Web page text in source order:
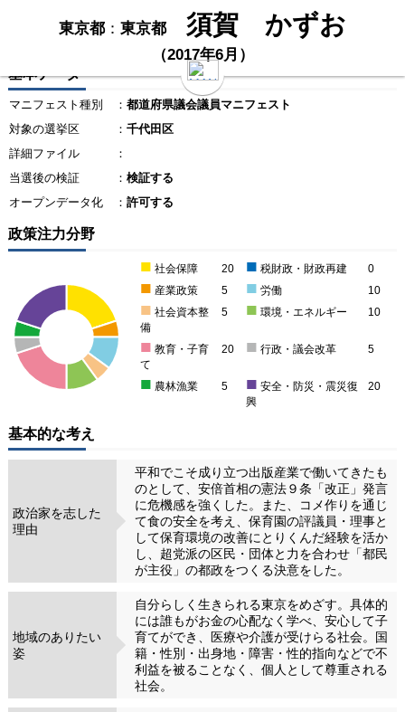
東京都：東京都 須賀 かずお
（2017年6月）
基本データ
マニフェスト種別 ： 都道府県議会議員マニフェスト
対象の選挙区
： 千代田区
詳細ファイル
：
当選後の検証
： 検証する
オープンデータ化
： 許可する
政策注力分野
■ 社会保障 20 ■ 税財政・財政再建 0
■ 産業政策 5 ■ 労働 10
■ 社会資本整
備
5 ■ 環境・エネルギー 10
■ 教育・子育
て
20 ■ 行政・議会改革 5
■ 農林漁業 5 ■ 安全・防災・震災復
興
20
基本的な考え
政治家を志した
理由
平和でこそ成り立つ出版産業で働いてきたも
のとして、安倍首相の憲法９条「改正」発言
に危機感を強くした。また、コメ作りを通じ
て食の安全を考え、保育園の評議員・理事と
して保育環境の改善にとりくんだ経験を活か
し、超党派の区民・団体と力を合わせ「都民
が主役」の都政をつくる決意をした。
地域のありたい
姿
自分らしく生きられる東京をめざす。具体的
には誰もがお金の心配なく学べ、安心して子
育てができ、医療や介護が受けらる社会。国
籍・性別・出身地・障害・性的指向などで不
利益を被ることなく、個人として尊重される
社会。